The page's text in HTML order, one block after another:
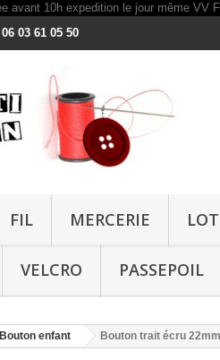
06 03 61 05 50
FIL MERCERIE LOT
VELCRO PASSEPOIL
Bouton enfant Bouton trait écru 22mm